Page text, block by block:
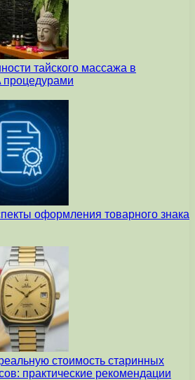
тайского массажа в
процедурами
оформления товарного знака
стоимость старинных
практические рекомендации